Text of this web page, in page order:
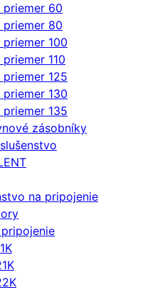
priemer 60
priemer 80
priemer 100
110
priemer 125
priemer 130
priemer 135
zásobníky
na pripojenie